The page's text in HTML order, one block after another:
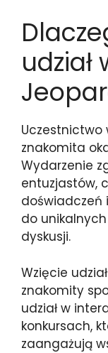
udział
znakomita
Wydarzenie
entuzjastów,
doświadczeń
do
dyskusji.
Wzięcie
znakomity
udział w
konkursach,
zaangażują